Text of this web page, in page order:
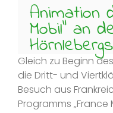
Animation
Mobil“ an
Gleich zu Beginn
die Dritt- und
Besuch aus
Programms